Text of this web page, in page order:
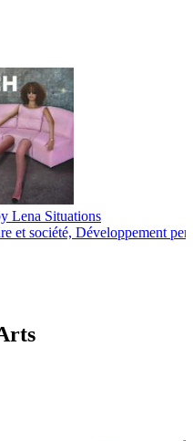
Lena Situations
et société, Développement